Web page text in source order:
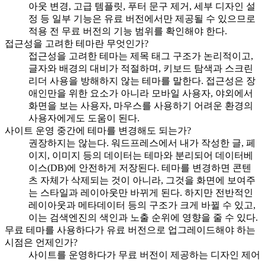
아웃 변경, 고급 템플릿, 푸터 문구 제거, 세부 디자인 설
정 등 일부 기능은 유료 버전에서만 제공될 수 있으므로
적용 전 무료 버전의 기능 범위를 확인해야 한다.
접근성을 고려한 테마란 무엇인가?
접근성을 고려한 테마는 제목 태그 구조가 논리적이고,
글자와 배경의 대비가 적절하며, 키보드 탐색과 스크린
리더 사용을 방해하지 않는 테마를 말한다. 접근성은 장
애인만을 위한 요소가 아니라 모바일 사용자, 야외에서
화면을 보는 사용자, 마우스를 사용하기 어려운 환경의
사용자에게도 도움이 된다.
사이트 운영 중간에 테마를 변경해도 되는가?
권장하지는 않는다. 워드프레스에서 내가 작성한 글, 페
이지, 이미지 등의 데이터는 테마와 분리되어 데이터베
이스(DB)에 안전하게 저장된다. 테마를 변경하면 콘텐
츠 자체가 삭제되는 것이 아니라, 그것을 화면에 보여주
는 스타일과 레이아웃만 바뀌게 된다. 하지만 전반적인
레이아웃과 메타데이터 등의 구조가 크게 바뀔 수 있고,
이는 검색엔진의 색인과 노출 순위에 영향을 줄 수 있다.
무료 테마를 사용하다가 유료 버전으로 업그레이드해야 하는
시점은 언제인가?
사이트를 운영하다가 무료 버전이 제공하는 디자인 제어